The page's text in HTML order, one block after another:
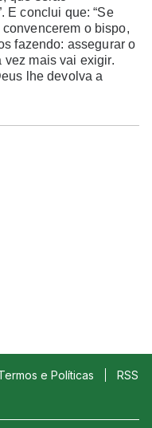
E conclui que: “Se
o bispo,
fazendo: assegurar o
vez mais vai exigir.
lhe devolva a
e Políticas RSS